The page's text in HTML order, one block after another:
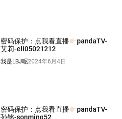
密码保护：点我看直播
pandaTV-
艾莉-eli05021212
我是LBJ呢2024年6月4日
密码保护：点我看直播
pandaTV-
孙铭-sonming52